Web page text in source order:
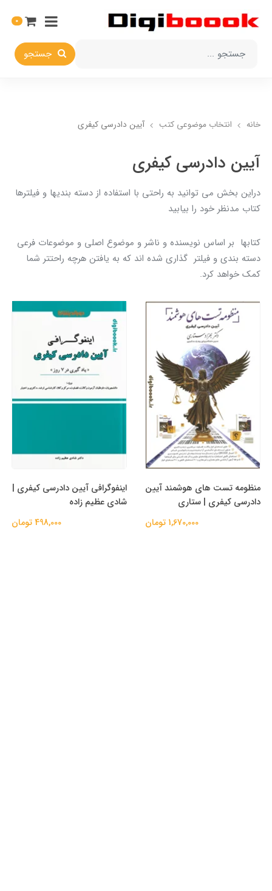
جستجو
0
خانه انتخاب​ موضوعي​ کتب آيین دادرسی کیفری
آيین دادرسی کیفری
دراين بخش مي توانيد به راحتي با استفاده از دسته بنديها و فيلترها
کتاب مدنظر خود را بيابيد
کتابها بر اساس نويسنده و ناشر و موضوع اصلي و موضوعات فرعي
دسته بندي و فيلتر گذاري شده اند که به يافتن هرچه راحتتر شما
کمک خواهد کرد.
منظومه تست های هوشمند آیین
دادرسی کیفری | ستاری
1,670,000 تومان
اینفوگرافی آیین دادرسی کیفری |
شادی عظیم زاده
498,000 تومان